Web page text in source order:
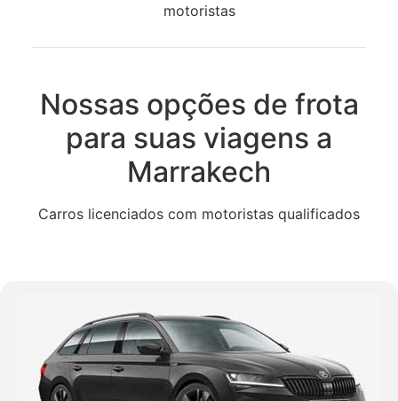
motoristas
Nossas opções de frota
para suas viagens a
Marrakech
Carros licenciados com motoristas qualificados